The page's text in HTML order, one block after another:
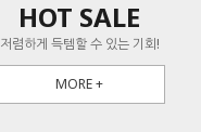
HOT SALE
저렴하게 득템할 수 있는 기회!
MORE +